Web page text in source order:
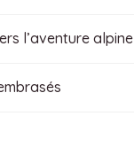
l’aventure alpine